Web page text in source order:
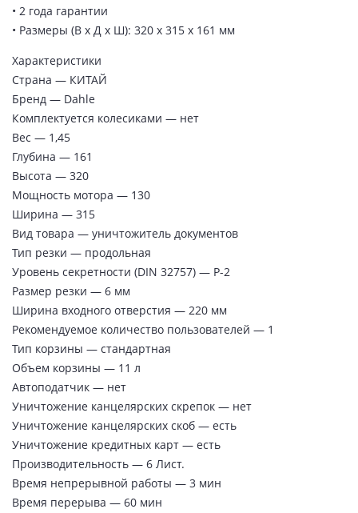
• 2 года гарантии
• Размеры (В x Д x Ш): 320 x 315 x 161 мм
Характеристики
Страна — КИТАЙ
Бренд — Dahle
Комплектуется колесиками — нет
Вес — 1,45
Глубина — 161
Высота — 320
Мощность мотора — 130
Ширина — 315
Вид товара — уничтожитель документов
Тип резки — продольная
Уровень секретности (DIN 32757) — Р-2
Размер резки — 6 мм
Ширина входного отверстия — 220 мм
Рекомендуемое количество пользователей — 1
Тип корзины — стандартная
Объем корзины — 11 л
Автоподатчик — нет
Уничтожение канцелярских скрепок — нет
Уничтожение канцелярских скоб — есть
Уничтожение кредитных карт — есть
Производительность — 6 Лист.
Время непрерывной работы — 3 мин
Время перерыва — 60 мин